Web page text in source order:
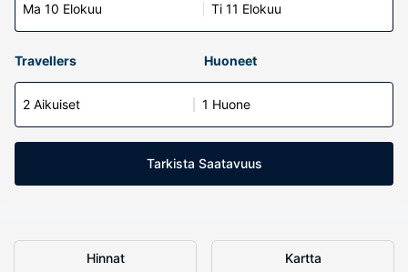
Ma 10 Elokuu Ti 11 Elokuu
Travellers Huoneet
2 Aikuiset 1 Huone
Tarkista Saatavuus
Hinnat Kartta